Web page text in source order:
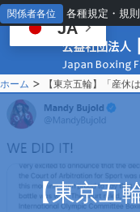
関係者各位 各種規定・規
ホーム > 【東京五輪】「産休
【東京五
JA